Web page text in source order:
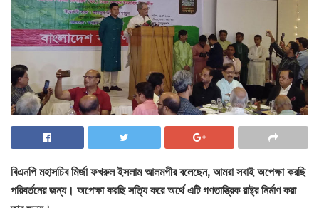
বিএনপি মহাসচিব মির্জা ফখরুল ইসলাম আলমগীর বলেছেন, আমরা সবাই অপেক্ষা করছি
পরিবর্তনের জন্য। অপেক্ষা করছি সত্যি করে অর্থে এটি গণতান্ত্রিক রাষ্ট্র নির্মাণ করা